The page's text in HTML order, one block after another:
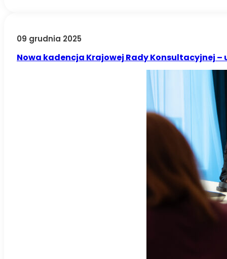
09 grudnia 2025
Nowa kadencja Krajowej Rady Konsultacyjnej –